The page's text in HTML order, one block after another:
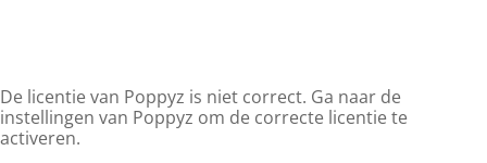
De licentie van Poppyz is niet correct. Ga naar de
instellingen van Poppyz om de correcte licentie te
activeren.